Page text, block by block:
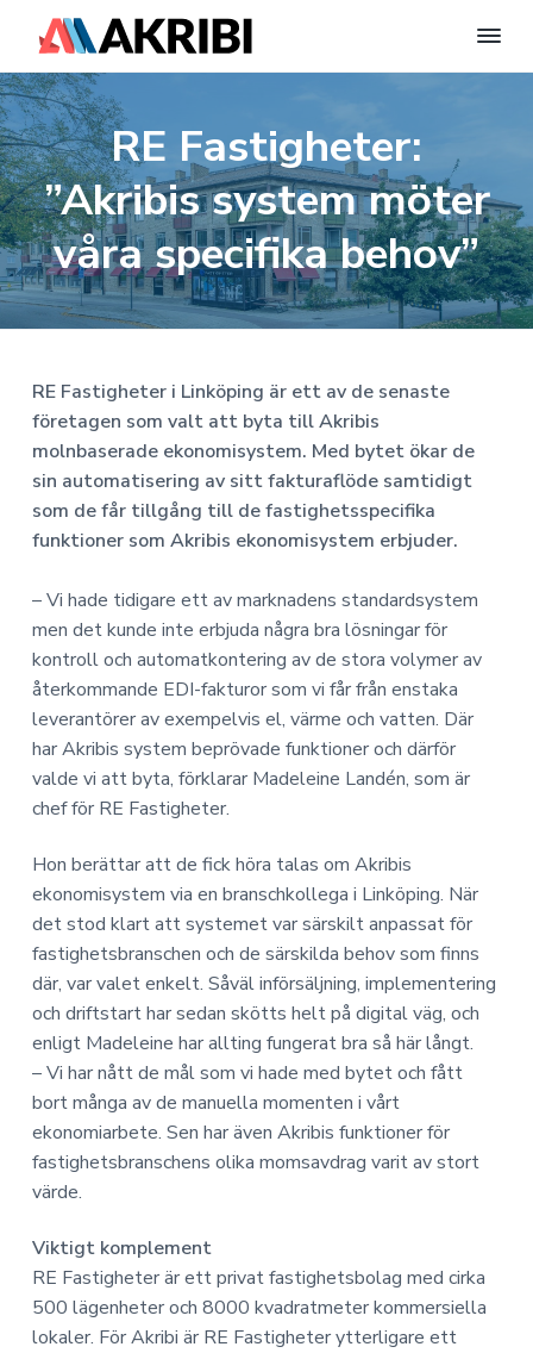
H
o
p
p
a
t
l
l
H
o
p
p
a
t
l
l
H
o
p
p
a
t
l
l
A
k
r
i
b
i
S
y
s
t
e
m
A
F
e
n
i
x
E
k
o
m
i
n
t
i
l
l
W
o
r
d
P
r
e
s
s
w
b
p
l
a
t
s
RE Fastigheter:
”Akribis system möter
våra specifika behov”
RE Fastigheter i Linköping är ett av de senaste
företagen som valt att byta till Akribis
molnbaserade ekonomisystem. Med bytet ökar de
sin automatisering av sitt fakturaflöde samtidigt
som de får tillgång till de fastighetsspecifika
funktioner som Akribis ekonomisystem erbjuder.
– Vi hade tidigare ett av marknadens standardsystem
men det kunde inte erbjuda några bra lösningar för
kontroll och automatkontering av de stora volymer av
återkommande EDI-fakturor som vi får från enstaka
leverantörer av exempelvis el, värme och vatten. Där
har Akribis system beprövade funktioner och därför
valde vi att byta, förklarar Madeleine Landén, som är
chef för RE Fastigheter.
Hon berättar att de fick höra talas om Akribis
ekonomisystem via en branschkollega i Linköping. När
det stod klart att systemet var särskilt anpassat för
fastighetsbranschen och de särskilda behov som finns
där, var valet enkelt. Såväl införsäljning, implementering
och driftstart har sedan skötts helt på digital väg, och
enligt Madeleine har allting fungerat bra så här långt.
– Vi har nått de mål som vi hade med bytet och fått
bort många av de manuella momenten i vårt
ekonomiarbete. Sen har även Akribis funktioner för
fastighetsbranschens olika momsavdrag varit av stort
värde.
Viktigt komplement
RE Fastigheter är ett privat fastighetsbolag med cirka
500 lägenheter och 8000 kvadratmeter kommersiella
lokaler. För Akribi är RE Fastigheter ytterligare ett